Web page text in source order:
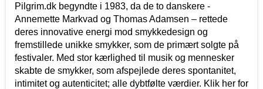
Pilgrim.dk begyndte i 1983, da de to danskere -
Annemette Markvad og Thomas Adamsen – rettede
deres innovative energi mod smykkedesign og
fremstillede unikke smykker, som de primært solgte på
festivaler. Med stor kærlighed til musik og mennesker
skabte de smykker, som afspejlede deres spontanitet,
intimitet og autenticitet; alle dybtfølte værdier. Klik her for